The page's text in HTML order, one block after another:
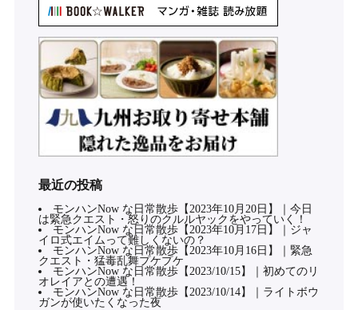
最近の投稿
モンハンNow な日常散歩【2023年10月20日】｜今日
は緊急クエスト・怒りのクルルヤックをやっていく！
モンハンNow な日常散歩【2023年10月17日】｜ジャ
イロ式エイムって難しくないの？
モンハンNow な日常散歩【2023年10月16日】｜緊急
クエスト・猛毒乱舞プケプケ
モンハンNow な日常散歩【2023/10/15】｜初めてのリ
オレイアとの遭遇！
モンハンNow な日常散歩【2023/10/14】｜ライトボウ
ガンが使いたくなった夜